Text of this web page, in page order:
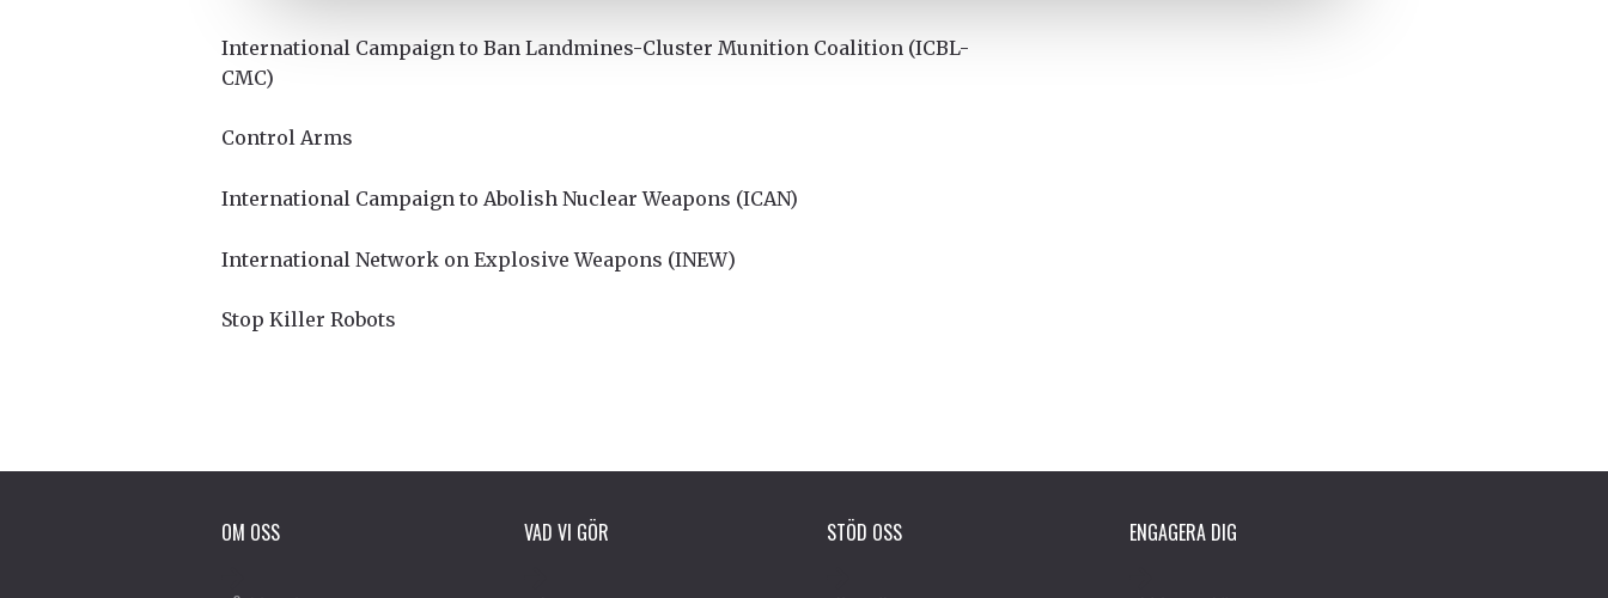
International Campaign to Ban Landmines-Cluster Munition Coalition (ICBL-
CMC)
Control Arms
International Campaign to Abolish Nuclear Weapons (ICAN)
International Network on Explosive Weapons (INEW)
Stop Killer Robots
OM OSS VAD VI GÖR STÖD OSS ENGAGERA DIG